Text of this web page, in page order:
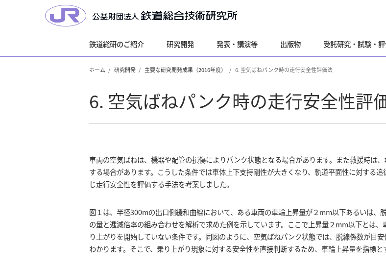
鉄道総研のご紹介 研究開発 発表・講演等 出版物 受託研究・試験・
ホーム 研究開発 主要な研究開発成果（2016年度） 6. 空気ばねパンク時の走行安全性評価法
6. 空気ばねパンク時の走行安全性評
車両の空気ばねは、機器や配管の損傷によりパンク状態となる場合があります。また救援時は
する場合があります。こうした条件では車体上下支持剛性が大きくなり、軌道平面性に対する
じ走行安全性を評価する手法を考案しました。
図１は、半径300mの出口側緩和曲線において、ある車両の車輪上昇量が２mm以下あるいは、
の量と逓減倍率の組み合わせを解析で求めた例を示しています。ここで上昇量２mm以下とは
り上がりを開始していない条件です。同図のように、空気ばねパンク状態では、脱線係数が目
わかります。そこで、乗り上がり現象に対する安全性を直接判断するため、車輪上昇量を指標と